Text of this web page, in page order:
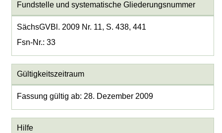
Fundstelle und systematische Gliederungsnummer
SächsGVBl. 2009 Nr. 11, S. 438, 441
Fsn-Nr.: 33
Gültigkeitszeitraum
Fassung gültig ab: 28. Dezember 2009
Hilfe